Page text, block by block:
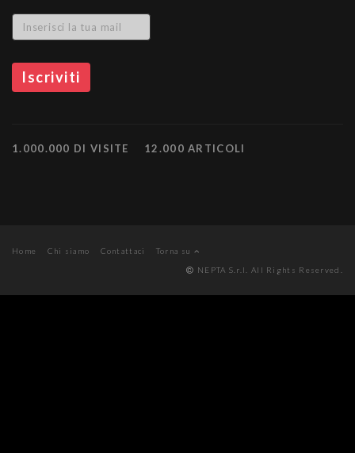
1.000.000 DI VISITE 12.000 ARTICOLI
Home Chi siamo Contattaci
Torna su
NEPTA S.r.l. All Rights Reserved.